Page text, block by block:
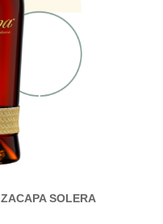
ZACAPA SOLERA